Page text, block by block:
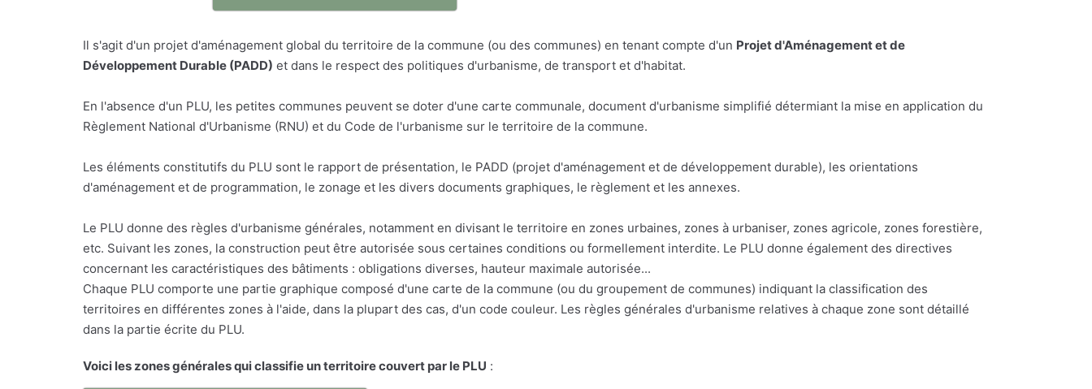
Il s'agit d'un projet d'aménagement global du territoire de la commune (ou des communes) en tenant compte d'un Projet d'Aménagement et de
Développement Durable (PADD) et dans le respect des politiques d'urbanisme, de transport et d'habitat.
En l'absence d'un PLU, les petites communes peuvent se doter d'une carte communale, document d'urbanisme simplifié détermiant la mise en application du
Règlement National d'Urbanisme (RNU) et du Code de l'urbanisme sur le territoire de la commune.
Les éléments constitutifs du PLU sont le rapport de présentation, le PADD (projet d'aménagement et de développement durable), les orientations
d'aménagement et de programmation, le zonage et les divers documents graphiques, le règlement et les annexes.
Le PLU donne des règles d'urbanisme générales, notamment en divisant le territoire en zones urbaines, zones à urbaniser, zones agricole, zones forestière,
etc. Suivant les zones, la construction peut être autorisée sous certaines conditions ou formellement interdite. Le PLU donne également des directives
concernant les caractéristiques des bâtiments : obligations diverses, hauteur maximale autorisée...
Chaque PLU comporte une partie graphique composé d'une carte de la commune (ou du groupement de communes) indiquant la classification des
territoires en différentes zones à l'aide, dans la plupart des cas, d'un code couleur. Les règles générales d'urbanisme relatives à chaque zone sont détaillé
dans la partie écrite du PLU.
Voici les zones générales qui classifie un territoire couvert par le PLU :